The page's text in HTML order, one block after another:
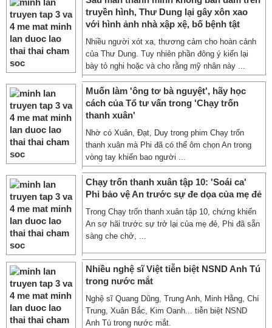
truyền hình, Thư Dung lại gây xôn xao
với hình ảnh nhà xập xệ, bố bệnh tật
Nhiều người xót xa, thương cảm cho hoàn cảnh
của Thư Dung. Tuy nhiên phần đông ý kiến lại
bày tỏ nghi hoặc và cho rằng mỹ nhân này ...
Muốn làm 'ông tơ bà nguyệt', hãy học
cách của Tổ tư vấn trong 'Chạy trốn
thanh xuân'
Nhờ có Xuân, Đạt, Duy trong phim Chạy trốn
thanh xuân mà Phi đã có thể ôm chọn An trong
vòng tay khiến bao người ...
Chạy trốn thanh xuân tập 10: 'Soái ca'
Phi bảo vệ An trước sự đe dọa của mẹ đẻ
Trong Chạy trốn thanh xuân tập 10, chứng khiến
An sợ hãi trước sự trở lại của mẹ đẻ, Phi đã sẵn
sàng che chở, ...
Nhiều nghệ sĩ Việt tiễn biệt NSND Anh Tú
trong nước mắt
Nghệ sĩ Quang Dũng, Trung Anh, Minh Hằng, Chí
Trung, Xuân Bắc, Kim Oanh... tiễn biệt NSND
Anh Tú trong nước mắt.